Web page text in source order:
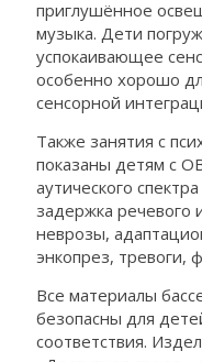
приглушённое
музыка. Дети
успокаивающее
особенно хорошо
сенсорной
Также занятия с
показаны детям с
аутического
задержка речевого
неврозы,
энкопрез, тревоги,
Все материалы
безопасны для
соответствия.